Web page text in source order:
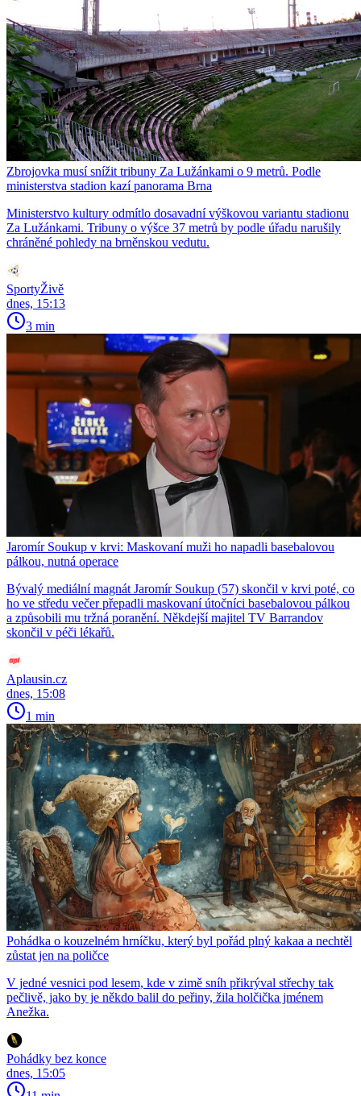
Zbrojovka musí snížit tribuny Za Lužánkami o 9 metrů. Podle
ministerstva stadion kazí panorama Brna
Ministerstvo kultury odmítlo dosavadní výškovou variantu stadionu
Za Lužánkami. Tribuny o výšce 37 metrů by podle úřadu narušily
chráněné pohledy na brněnskou vedutu.
SportyŽivě
dnes, 15:13
3 min
Jaromír Soukup v krvi: Maskovaní muži ho napadli basebalovou
pálkou, nutná operace
Bývalý mediální magnát Jaromír Soukup (57) skončil v krvi poté, co
ho ve středu večer přepadli maskovaní útočníci basebalovou pálkou
a způsobili mu tržná poranění. Někdejší majitel TV Barrandov
skončil v péči lékařů.
Aplausin.cz
dnes, 15:08
1 min
Pohádka o kouzelném hrníčku, který byl pořád plný kakaa a nechtěl
zůstat jen na poličce
V jedné vesnici pod lesem, kde v zimě sníh přikrýval střechy tak
pečlivě, jako by je někdo balil do peřiny, žila holčička jménem
Anežka.
Pohádky bez konce
dnes, 15:05